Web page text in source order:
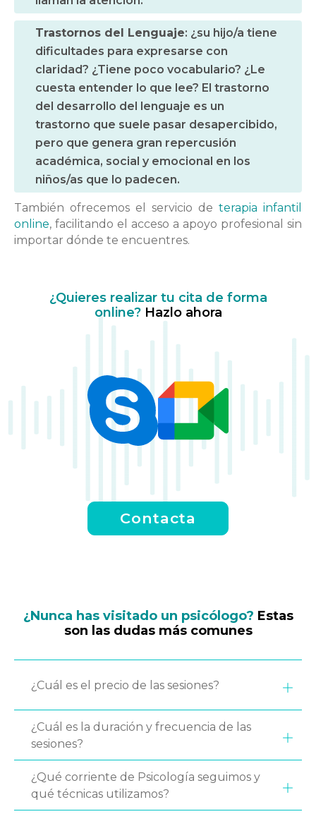
Trastornos del Lenguaje: ¿su hijo/a tiene
dificultades para expresarse con
claridad? ¿Tiene poco vocabulario? ¿Le
cuesta entender lo que lee? El trastorno
del desarrollo del lenguaje es un
trastorno que suele pasar desapercibido,
pero que genera gran repercusión
académica, social y emocional en los
niños/as que lo padecen.
También ofrecemos el servicio de terapia infantil
online, facilitando el acceso a apoyo profesional sin
importar dónde te encuentres.
¿Quieres realizar tu cita de forma
online? Hazlo ahora
Contacta
¿Nunca has visitado un psicólogo? Estas
son las dudas más comunes
¿Cuál es el precio de las sesiones?
¿Cuál es la duración y frecuencia de las
sesiones?
¿Qué corriente de Psicología seguimos y
qué técnicas utilizamos?